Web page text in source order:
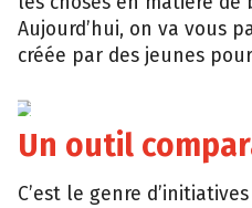
Aujourd’hui, on va vous
créée par des jeunes
MYOC
Un outil
C’est le genre